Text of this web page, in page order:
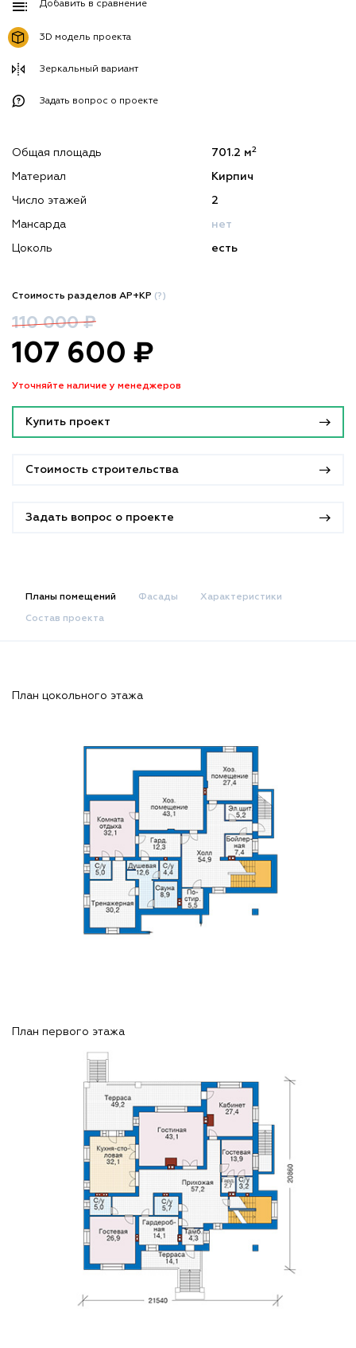
Добавить в сравнение
3D модель проекта
Зеркальный вариант
Задать вопрос о проекте
Общая площадь 701.2 м2
Материал Кирпич
Число этажей 2
Мансарда нет
Цоколь есть
Стоимость разделов АР+КР (?)
110 000 ₽
107 600 ₽
Уточняйте наличие у менеджеров
Купить проект
Стоимость строительства
Задать вопрос о проекте
Планы помещений Фасады Характеристики
Состав проекта
План цокольного этажа
План первого этажа